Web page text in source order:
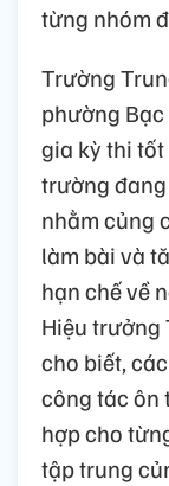
từng nhóm
Trường
phường
gia kỳ thi tốt
trường
nhằm củng
làm bài và
hạn chế về
Hiệu trưởng
cho biết,
công tác ôn
hợp cho
tập trung